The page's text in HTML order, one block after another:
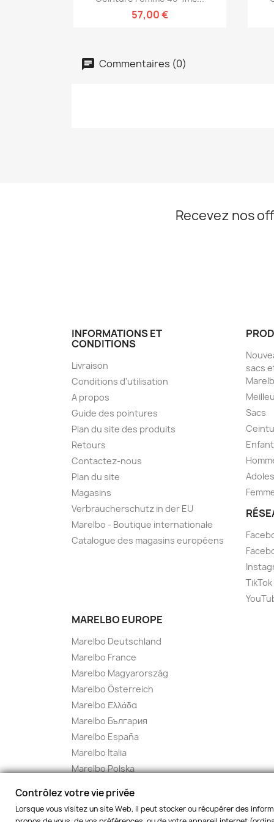
57,00 €
Commentaires (0)
Recevez nos
INFORMATIONS ET
CONDITIONS
Livraison
Conditions d'utilisation
A propos
Guide des pointures
Plan du site des produits
Retours
Contactez-nous
Plan du site
Magasins
Verbraucherschutz in der EU
Marelbo - Boutique internationale
Catalogue des magasins européens
sacs
Sacs
TikTok
MARELBO EUROPE
Marelbo Deutschland
Marelbo France
Marelbo Magyarország
Marelbo Österreich
Marelbo Ελλάδα
Marelbo България
Marelbo España
Marelbo Italia
Marelbo Polska
Marelbo Slovakia
Contrôlez votre vie privée
Lorsque vous visitez un site Web, il peut stocker ou récupérer des